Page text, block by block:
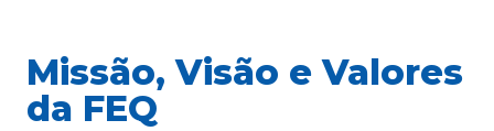
Missão, Visão e Valores
da FEQ